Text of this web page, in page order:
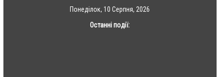
Понеділок, 10 Серпня, 2026
Останні події: